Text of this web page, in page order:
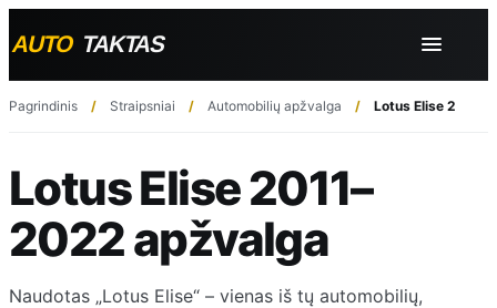
Pagrindinis Straipsniai Automobilių apžvalga Lotus Elise
Lotus Elise 2011–
2022 apžvalga
Naudotas „Lotus Elise“ – vienas iš tų automobilių,